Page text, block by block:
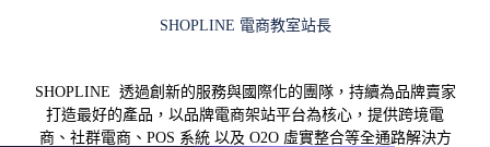
SHOPLINE 電商教室站長
SHOPLINE 透過創新的服務與國際化的團隊，持續為品牌賣家
打造最好的產品，以品牌電商架站平台為核心，提供跨境電
商、社群電商、POS 系統 以及 O2O 虛實整合等全通路解決方